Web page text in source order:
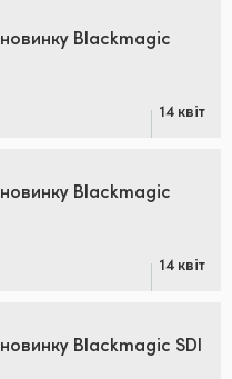
новинку Blackmagic
14 квіт
новинку Blackmagic
14 квіт
новинку Blackmagic SDI